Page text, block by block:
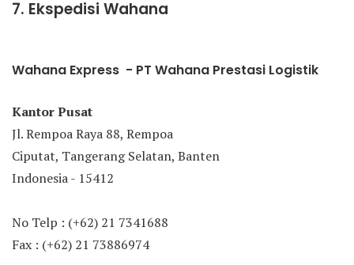
7. Ekspedisi Wahana
Wahana Express - PT Wahana Prestasi Logistik
Kantor Pusat
Jl. Rempoa Raya 88, Rempoa
Ciputat, Tangerang Selatan, Banten
Indonesia - 15412
No Telp : (+62) 21 7341688
Fax : (+62) 21 73886974